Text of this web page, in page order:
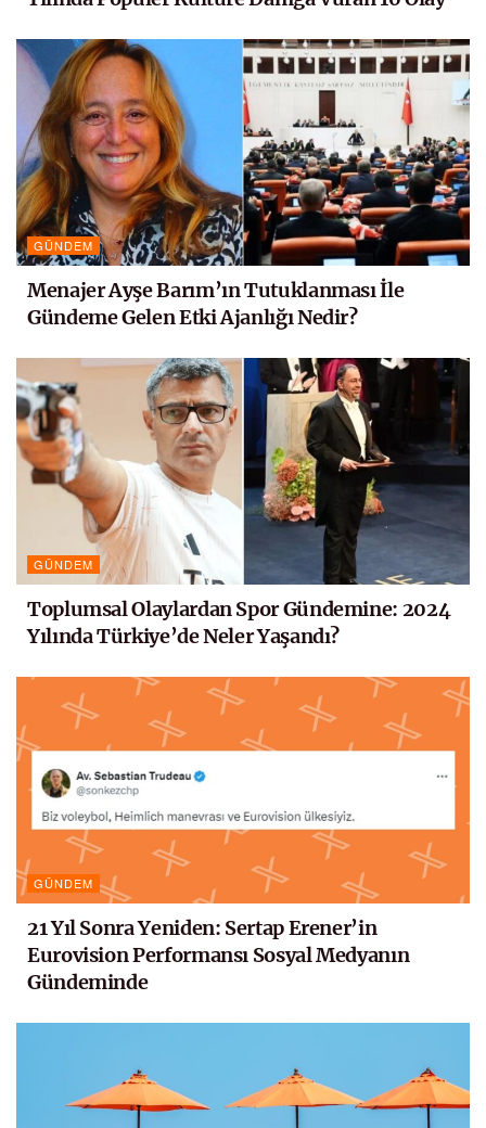
GÜNDEM
Menajer Ayşe Barım’ın Tutuklanması İle
Gündeme Gelen Etki Ajanlığı Nedir?
GÜNDEM
Toplumsal Olaylardan Spor Gündemine: 2024
Yılında Türkiye’de Neler Yaşandı?
GÜNDEM
21 Yıl Sonra Yeniden: Sertap Erener’in
Eurovision Performansı Sosyal Medyanın
Gündeminde